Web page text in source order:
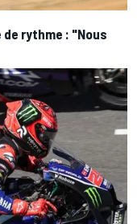
rythme : "Nous